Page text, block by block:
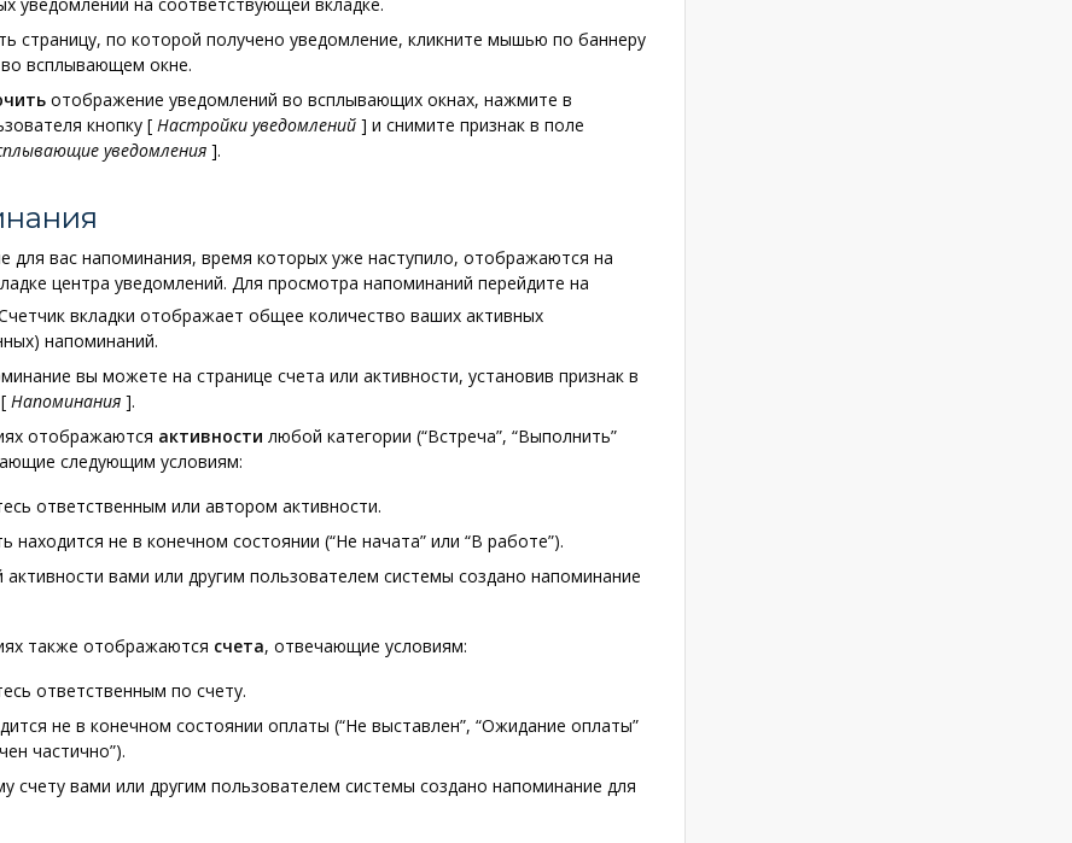
страницу, по которой получено уведомление, кликните мышью по баннеру
всплывающем окне.
отображение уведомлений во всплывающих окнах, нажмите в
кнопку [ Настройки уведомлений ] и снимите признак в поле
уведомления ].
для вас напоминания, время которых уже наступило, отображаются на
центра уведомлений. Для просмотра напоминаний перейдите на
вкладки отображает общее количество ваших активных
напоминаний.
вы можете на странице счета или активности, установив признак в
[ Напоминания ].
отображаются активности любой категории (“Встреча”, “Выполнить”
следующим условиям:
ответственным или автором активности.
находится не в конечном состоянии (“Не начата” или “В работе”).
активности вами или другим пользователем системы создано напоминание
также отображаются счета, отвечающие условиям:
ответственным по счету.
не в конечном состоянии оплаты (“Не выставлен”, “Ожидание оплаты”
частично”).
счету вами или другим пользователем системы создано напоминание для